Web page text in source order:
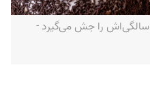
عکس تزئینی - زن مسنی تولد ۱۰۰ سالگی‌اش را جش می‌گیرد -